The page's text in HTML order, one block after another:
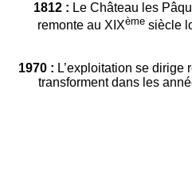
1812 : Le Château les
remonte au XIXèmesiècle
1970 : L’exploitation se dirige
transforment dans les